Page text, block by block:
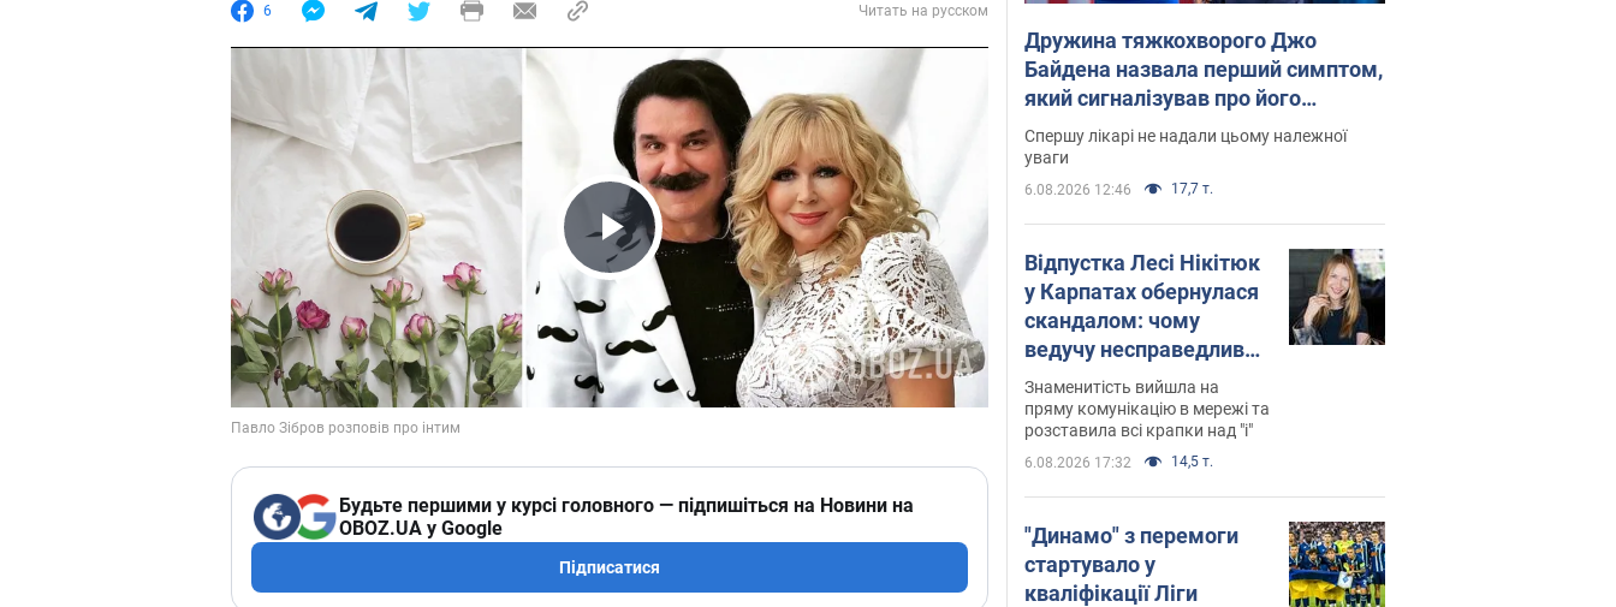
6 Читать на русском
Play Video
Будьте першими у курсі головного — підпишіться на Новини на
OBOZ.UA у Google
Підписатися
Дружина тяжкохворого Джо
Байдена назвала перший симптом,
який сигналізував про його
"агресивний" рак
Спершу лікарі не надали цьому належної
уваги
6.08.2026 12:46 17,7 т.
Відпустка Лесі Нікітюк
у Карпатах обернулася
скандалом: чому
ведучу несправедливо
захейтили
Знаменитість вийшла на
пряму комунікацію в мережі та
розставила всі крапки над "і"
6.08.2026 17:32 14,5 т.
"Динамо" з перемоги
стартувало у
кваліфікації Ліги